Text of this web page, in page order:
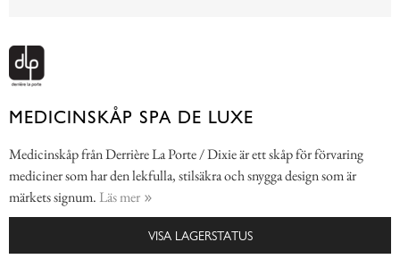
MEDICINSKÅP SPA DE LUXE
Medicinskåp från Derrière La Porte / Dixie är ett skåp för förvaring
mediciner som har den lekfulla, stilsäkra och snygga design som är
märkets signum. Läs mer
VISA LAGERSTATUS